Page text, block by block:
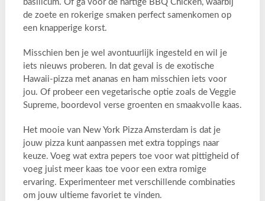
basilicum. Of ga voor de hartige BBQ Chicken, waarbij
de zoete en rokerige smaken perfect samenkomen op
een knapperige korst.
Misschien ben je wel avontuurlijk ingesteld en wil je
iets nieuws proberen. In dat geval is de exotische
Hawaii-pizza met ananas en ham misschien iets voor
jou. Of probeer een vegetarische optie zoals de Veggie
Supreme, boordevol verse groenten en smaakvolle kaas.
Het mooie van New York Pizza Amsterdam is dat je
jouw pizza kunt aanpassen met extra toppings naar
keuze. Voeg wat extra pepers toe voor wat pittigheid of
voeg juist meer kaas toe voor een extra romige
ervaring. Experimenteer met verschillende combinaties
om jouw ultieme favoriet te vinden.